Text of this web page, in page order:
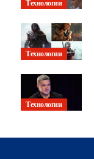
Технологии
Технологии
Технологии